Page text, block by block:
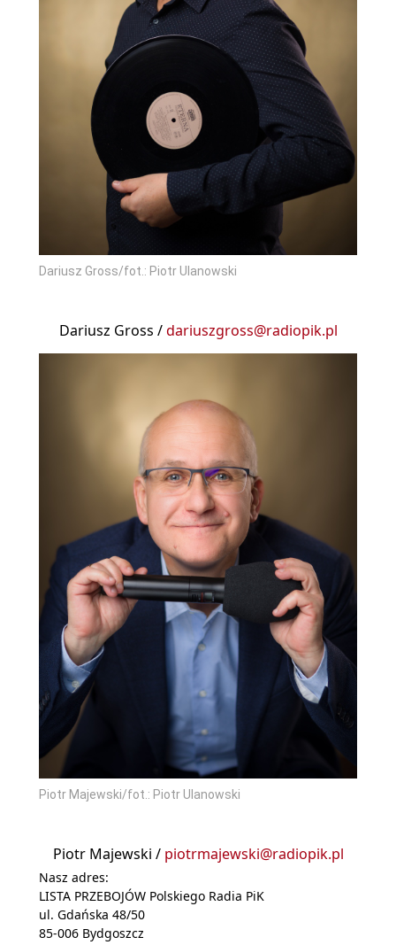
Dariusz Gross/fot.: Piotr Ulanowski
Dariusz Gross /dariuszgross@radiopik.pl
Piotr Majewski/fot.: Piotr Ulanowski
Piotr Majewski / piotrmajewski@radiopik.pl
Nasz adres:
LISTA PRZEBOJÓW Polskiego Radia PiK
ul. Gdańska 48/50
85-006 Bydgoszcz